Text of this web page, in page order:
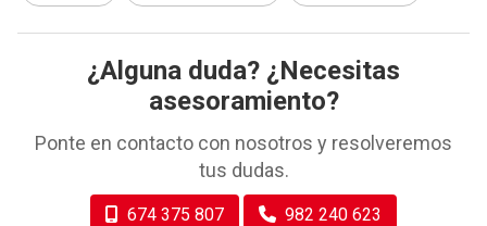
¿Alguna duda? ¿Necesitas
asesoramiento?
Ponte en contacto con nosotros y resolveremos
tus dudas.
674 375 807 982 240 623